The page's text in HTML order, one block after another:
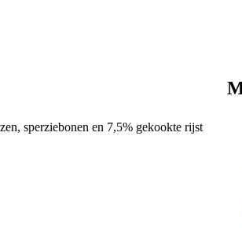
sperziebonen en 7,5% gekookte rijst